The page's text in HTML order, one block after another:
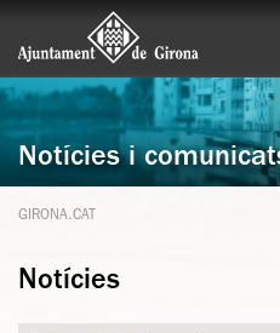
Notícies i
GIRONA.CAT
Notícies